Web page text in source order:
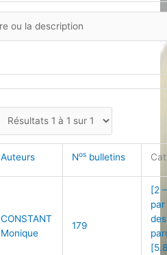
Auteurs Nos bulletins
CONSTANT
Monique
179
[2